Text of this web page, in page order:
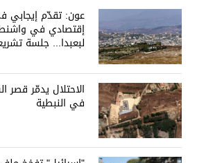
عون: تقدّم إيجابي
إقتصادي في
لبعبدا... جلسة
الاحتلال يدمّر قصر
في النبطية